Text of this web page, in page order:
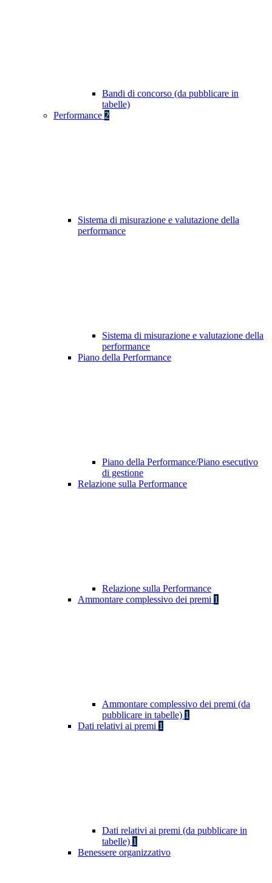
Bandi di concorso (da pubblicare in
tabelle)
Performance 2
Sistema di misurazione e valutazione della
performance
Sistema di misurazione e valutazione della
performance
Piano della Performance
Piano della Performance/Piano esecutivo
di gestione
Relazione sulla Performance
Relazione sulla Performance
Ammontare complessivo dei premi 1
Ammontare complessivo dei premi (da
pubblicare in tabelle) 1
Dati relativi ai premi 1
Dati relativi ai premi (da pubblicare in
tabelle) 1
Benessere organizzativo